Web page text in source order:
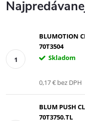
BLUMOTION
70T3504
Skladom
0,17 € bez DPH
BLUM PUSH
70T3750.TL